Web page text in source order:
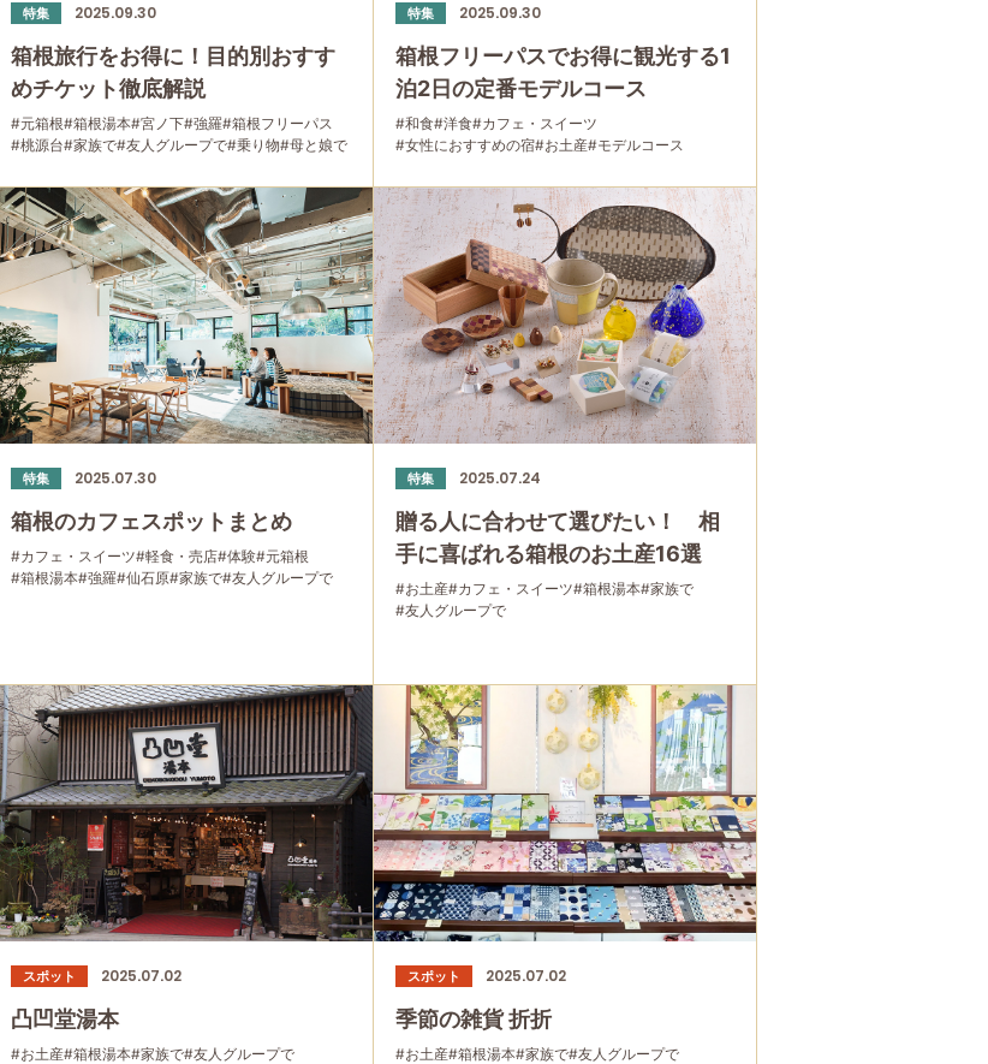
特集 2025.09.30
箱根旅行をお得に！目的別おすす
めチケット徹底解説
#元箱根#箱根湯本#宮ノ下#強羅#箱根フリーパス
#桃源台#家族で#友人グループで#乗り物#母と娘で
特集 2025.09.30
箱根フリーパスでお得に観光する1
泊2日の定番モデルコース
#和食#洋食#カフェ・スイーツ
#女性におすすめの宿#お土産#モデルコース
#温泉#家族で#宿泊#グルメ#乗り物#公園・自然
特集 2025.07.30
箱根のカフェスポットまとめ
#カフェ・スイーツ#軽食・売店#体験#元箱根
#箱根湯本#強羅#仙石原#家族で#友人グループで
特集 2025.07.24
贈る人に合わせて選びたい！ 相
手に喜ばれる箱根のお土産16選
#お土産#カフェ・スイーツ#箱根湯本#家族で
#友人グループで
スポット 2025.07.02
凸凹堂湯本
#お土産#箱根湯本#家族で#友人グループで
スポット 2025.07.02
季節の雑貨 折折
#お土産#箱根湯本#家族で#友人グループで